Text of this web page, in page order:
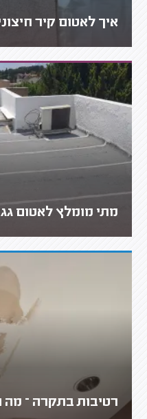
איך לאטום קיר
מתי מומלץ לאטום
רטיבות בתקרה – מה